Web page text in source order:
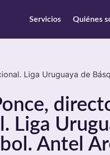
Servicios Quiénes
Liga Uruguaya de
Liga
Antel